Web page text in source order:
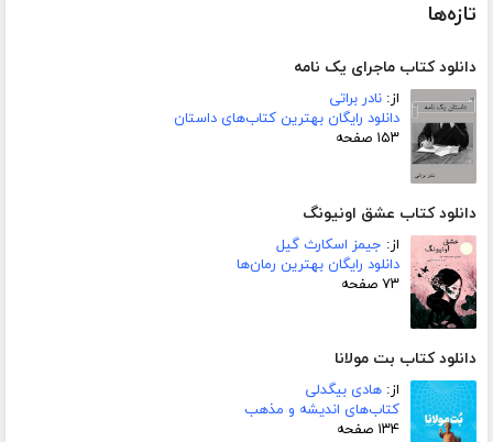
تازه‌ها
دانلود کتاب ماجرای یک نامه
از: نادر براتی
دانلود رایگان بهترین کتاب‌های داستان
۱۵۳ صفحه
دانلود کتاب عشق اونیونگ
از: جیمز اسکارث گیل
دانلود رایگان بهترین رمان‌ها
۷۳ صفحه
دانلود کتاب بت مولانا
از: هادی بیگدلی
کتاب‌های اندیشه و مذهب
۱۳۴ صفحه